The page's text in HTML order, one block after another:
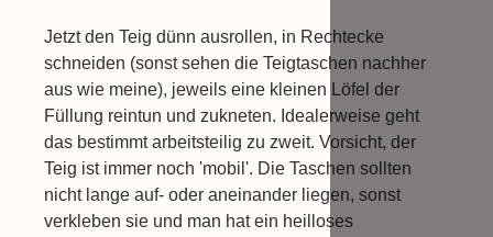
Jetzt den Teig dünn ausrollen, in Rechtecke
schneiden (sonst sehen die Teigtaschen nachher
aus wie meine), jeweils eine kleinen Löfel der
Füllung reintun und zukneten. Idealerweise geht
das bestimmt arbeitsteilig zu zweit. Vorsicht, der
Teig ist immer noch 'mobil'. Die Taschen sollten
nicht lange auf- oder aneinander liegen, sonst
verkleben sie und man hat ein heilloses